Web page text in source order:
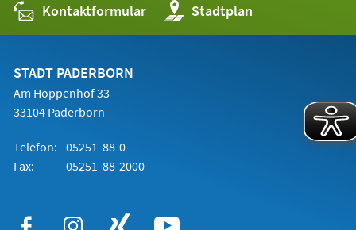
Kontaktformular Stadtplan
(Öffnet
in
einem
STADT PADERBORN
Am Hoppenhof 33
33104 Paderborn
Telefon: 05251 88-0
Fax:
05251 88-2000